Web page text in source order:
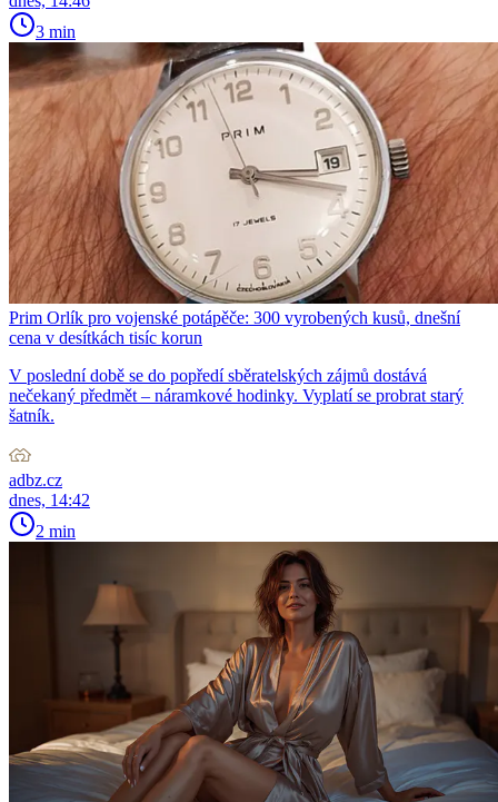
3 min
Prim Orlík pro vojenské potápěče: 300 vyrobených kusů, dnešní
cena v desítkách tisíc korun
V poslední době se do popředí sběratelských zájmů dostává
nečekaný předmět – náramkové hodinky. Vyplatí se probrat starý
šatník.
adbz.cz
dnes, 14:42
2 min